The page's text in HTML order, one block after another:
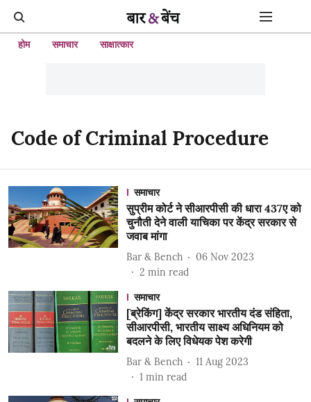
होम समाचार साक्षात्कार
Code of Criminal Procedure
समाचार
सुप्रीम कोर्ट ने सीआरपीसी की धारा 437ए को
चुनौती देने वाली याचिका पर केंद्र सरकार से
जवाब मांगा
Bar & Bench
06 Nov 2023
2 min read
समाचार
[ब्रेकिंग] केंद्र सरकार भारतीय दंड संहिता,
सीआरपीसी, भारतीय साक्ष्य अधिनियम को
बदलने के लिए विधेयक पेश करेगी
Bar & Bench
11 Aug 2023
1 min read